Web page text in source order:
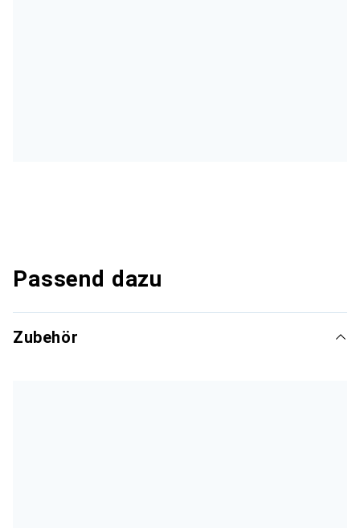
Passend dazu
Zubehör